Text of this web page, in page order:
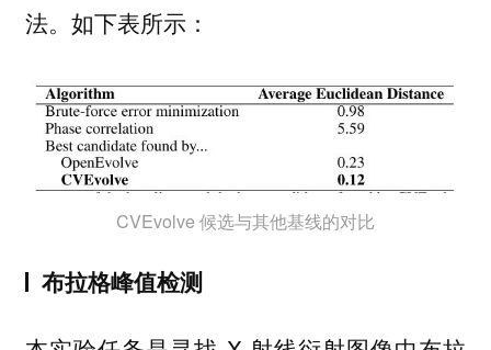
法。 如下表所示：
CVEvolve 候选与其他基线的对比
布拉格峰值检测